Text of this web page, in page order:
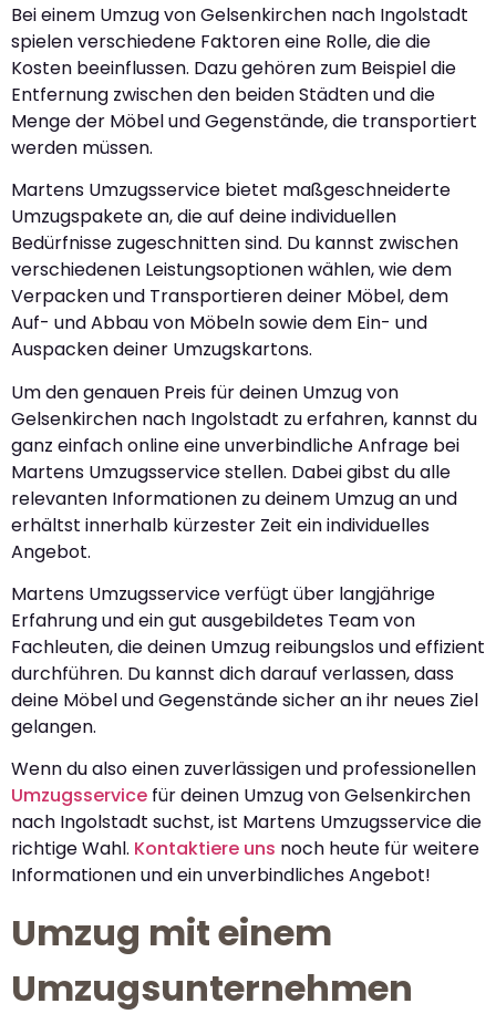
Bei einem Umzug von Gelsenkirchen nach Ingolstadt
spielen verschiedene Faktoren eine Rolle, die die
Kosten beeinflussen. Dazu gehören zum Beispiel die
Entfernung zwischen den beiden Städten und die
Menge der Möbel und Gegenstände, die transportiert
werden müssen.
Martens Umzugsservice bietet maßgeschneiderte
Umzugspakete an, die auf deine individuellen
Bedürfnisse zugeschnitten sind. Du kannst zwischen
verschiedenen Leistungsoptionen wählen, wie dem
Verpacken und Transportieren deiner Möbel, dem
Auf- und Abbau von Möbeln sowie dem Ein- und
Auspacken deiner Umzugskartons.
Um den genauen Preis für deinen Umzug von
Gelsenkirchen nach Ingolstadt zu erfahren, kannst du
ganz einfach online eine unverbindliche Anfrage bei
Martens Umzugsservice stellen. Dabei gibst du alle
relevanten Informationen zu deinem Umzug an und
erhältst innerhalb kürzester Zeit ein individuelles
Angebot.
Martens Umzugsservice verfügt über langjährige
Erfahrung und ein gut ausgebildetes Team von
Fachleuten, die deinen Umzug reibungslos und effizient
durchführen. Du kannst dich darauf verlassen, dass
deine Möbel und Gegenstände sicher an ihr neues Ziel
gelangen.
Wenn du also einen zuverlässigen und professionellen
Umzugsservice für deinen Umzug von Gelsenkirchen
nach Ingolstadt suchst, ist Martens Umzugsservice die
richtige Wahl. Kontaktiere uns noch heute für weitere
Informationen und ein unverbindliches Angebot!
Umzug mit einem
Umzugsunternehmen